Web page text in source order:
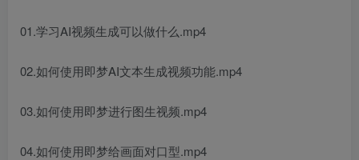
01.学习AI视频生成可以做什么.mp4
02.如何使用即梦AI文本生成视频功能.mp4
03.如何使用即梦进行图生视频.mp4
04.如何使用即梦给画面对口型.mp4